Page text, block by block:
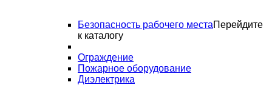
Безопасность рабочего местаПерейдите
к каталогу
Ограждение
Пожарное оборудование
Диэлектрика